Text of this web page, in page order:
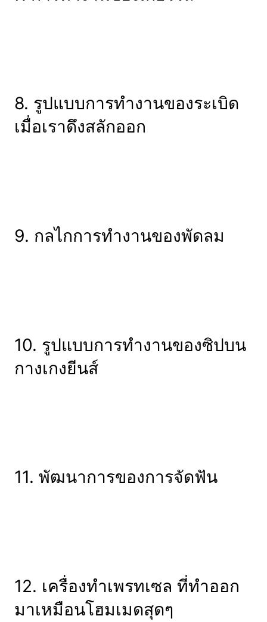
8. รูปแบบการทำงานของระเบิด
เมื่อเราดึงสลักออก
9. กลไกการทำงานของพัดลม
10. รูปแบบการทำงานของซิปบน
กางเกงยีนส์
11. พัฒนาการของการจัดฟัน
12. เครื่องทำเพรทเซล ที่ทำออก
มาเหมือนโฮมเมดสุดๆ